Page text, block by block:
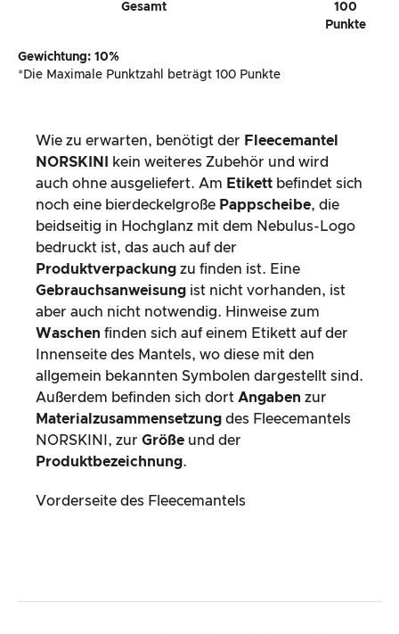
Gesamt
100
Punkte
Gewichtung: 10%
*Die Maximale Punktzahl beträgt 100 Punkte
Wie zu erwarten, benötigt der Fleecemantel
NORSKINI
kein weiteres Zubehör und wird
auch ohne ausgeliefert. Am Etikett befindet sich
noch eine bierdeckelgroße Pappscheibe, die
beidseitig in Hochglanz mit dem Nebulus-Logo
bedruckt ist, das auch auf der
Produktverpackung zu finden ist. Eine
Gebrauchsanweisung ist nicht vorhanden, ist
aber auch nicht notwendig. Hinweise zum
Waschen finden sich auf einem Etikett auf der
Innenseite des Mantels, wo diese mit den
allgemein bekannten Symbolen dargestellt sind.
Außerdem befinden sich dort Angaben zur
Materialzusammensetzung des Fleecemantels
NORSKINI, zur Größe und der
Produktbezeichnung.
Vorderseite des Fleecemantels